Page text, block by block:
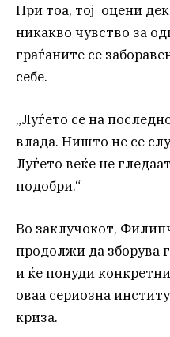
При тоа, тој оцени
никакво чувство за
граѓаните се
себе.
„Луѓето се на
влада. Ништо не се
Луѓето веќе не
подобри.“
Во заклучокот,
продолжи да зборува
и ќе понуди
оваа сериозна
криза.